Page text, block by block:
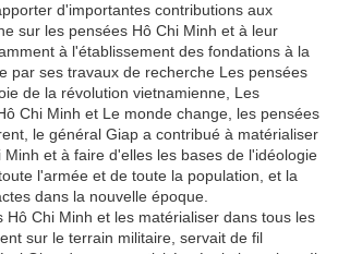
d'importantes contributions aux
sur les pensées Hô Chi Minh et à leur
à l'établissement des fondations à la
par ses travaux de recherche Les pensées
de la révolution vietnamienne, Les
Chi Minh et Le monde change, les pensées
le général Giap a contribué à matérialiser
Minh et à faire d'elles les bases de l'idéologie
l'armée et de toute la population, et la
dans la nouvelle époque.
Hô Chi Minh et les matérialiser dans tous les
sur le terrain militaire, servait de fil